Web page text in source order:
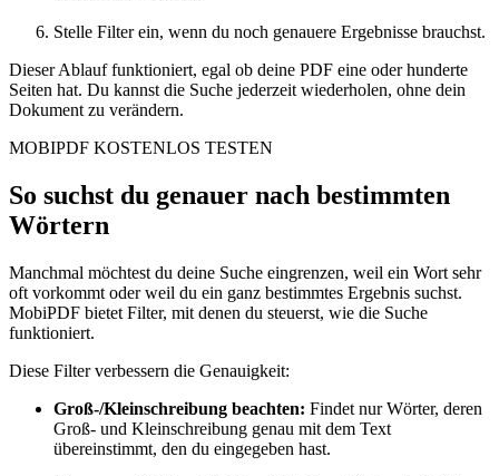
Stelle Filter ein, wenn du noch genauere Ergebnisse brauchst.
Dieser Ablauf funktioniert, egal ob deine PDF eine oder hunderte
Seiten hat. Du kannst die Suche jederzeit wiederholen, ohne dein
Dokument zu verändern.
MOBIPDF KOSTENLOS TESTEN
So suchst du genauer nach bestimmten
Wörtern
Manchmal möchtest du deine Suche eingrenzen, weil ein Wort sehr
oft vorkommt oder weil du ein ganz bestimmtes Ergebnis suchst.
MobiPDF bietet Filter, mit denen du steuerst, wie die Suche
funktioniert.
Diese Filter verbessern die Genauigkeit:
Groß-/Kleinschreibung beachten: Findet nur Wörter, deren
Groß- und Kleinschreibung genau mit dem Text
übereinstimmt, den du eingegeben hast.